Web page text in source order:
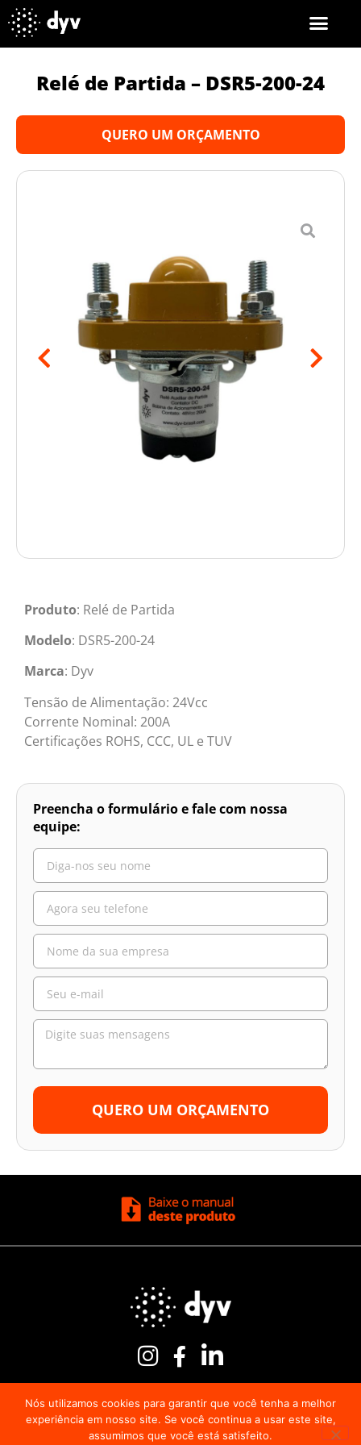
Relé de Partida – DSR5-200-24
QUERO UM ORÇAMENTO
Produto: Relé de Partida
Modelo: DSR5-200-24
Marca: Dyv
Tensão de Alimentação: 24Vcc
Corrente Nominal: 200A
Certificações ROHS, CCC, UL e TUV
Preencha o formulário e fale com nossa
equipe:
QUERO UM ORÇAMENTO
Nós utilizamos cookies para garantir que você tenha a melhor
experiência em nosso site. Se você continua a usar este site,
assumimos que você está satisfeito.